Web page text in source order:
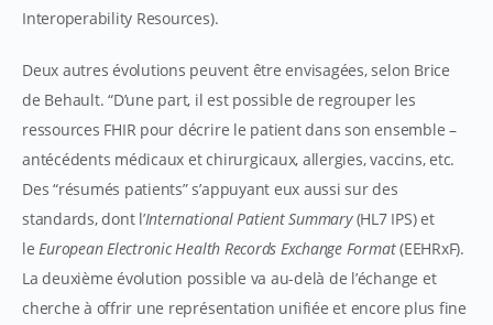
Interoperability Resources).
Deux autres évolutions peuvent être envisagées, selon Brice
de Behault. “D’une part, il est possible de regrouper les
ressources FHIR pour décrire le patient dans son ensemble –
antécédents médicaux et chirurgicaux, allergies, vaccins, etc.
Des “résumés patients” s’appuyant eux aussi sur des
standards, dont l’InternationalPatient Summary(HL7 IPS) et
leEuropean Electronic Health Records Exchange Format(EEHRxF).
La deuxième évolution possible va au-delà de l’échange et
cherche à offrir une représentation unifiée et encore plus fine